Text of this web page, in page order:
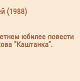
(1988)
юбилее повести
"Каштанка".